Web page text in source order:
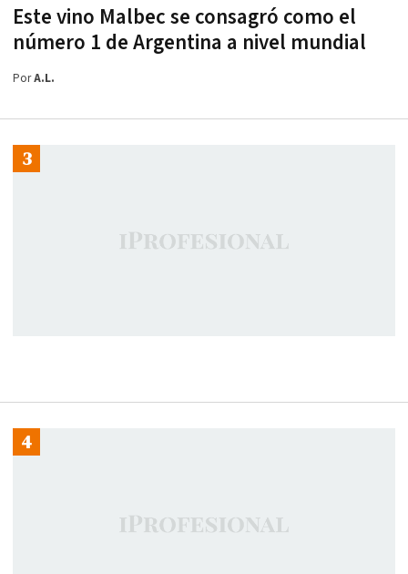
Este vino Malbec se consagró como el
número 1 de Argentina a nivel mundial
PorA.L.